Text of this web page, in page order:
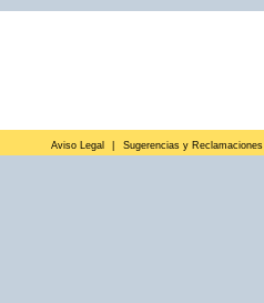
Aviso Legal Sugerencias y Reclamaciones